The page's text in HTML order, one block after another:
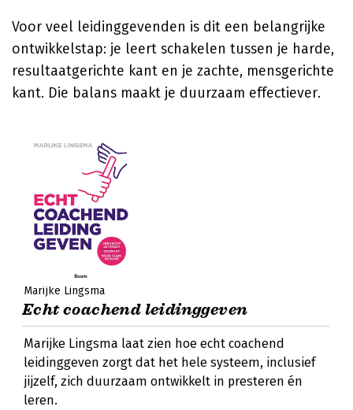
Voor veel leidinggevenden is dit een belangrijke
ontwikkelstap: je leert schakelen tussen je harde,
resultaatgerichte kant en je zachte, mensgerichte
kant. Die balans maakt je duurzaam effectiever.
Marijke Lingsma
Echt coachend leidinggeven
Marijke Lingsma laat zien hoe echt coachend
leidinggeven zorgt dat het hele systeem, inclusief
jijzelf, zich duurzaam ontwikkelt in presteren én
leren.